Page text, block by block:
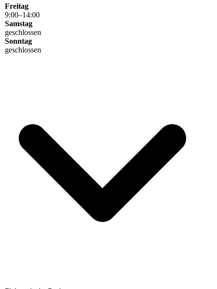
Freitag
9:00–14:00
Samstag
geschlossen
Sonntag
geschlossen